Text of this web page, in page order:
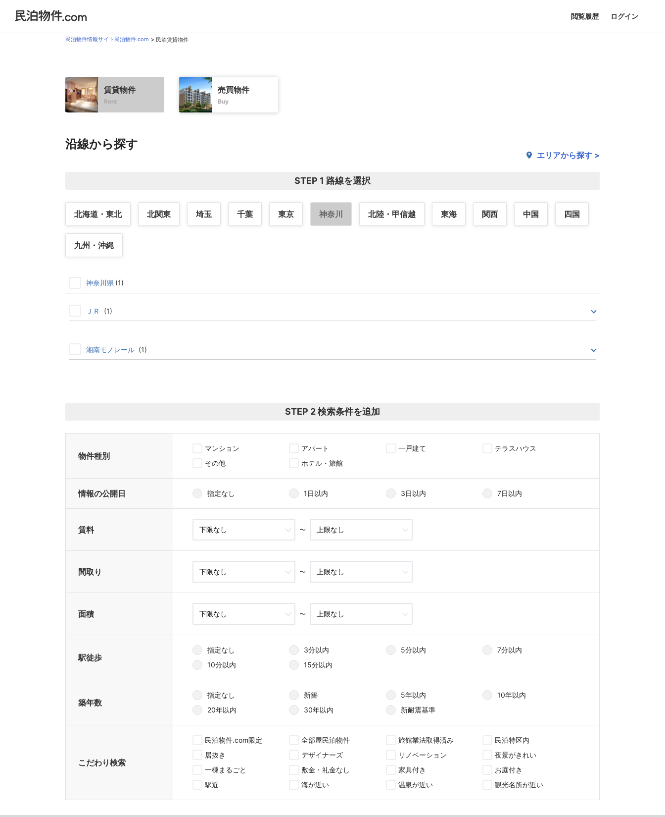
閲覧履歴 ログイン
民泊物件情報サイト民泊物件.com 民泊賃貸物件
賃貸物件
Rent
売買物件
Buy
沿線から探す
エリアから探す >
STEP 1 路線を選択
北海道・東北 北関東 埼玉 千葉 東京 神奈川 北陸・甲信越 東海 関西 中国 四国
九州・沖縄
神奈川県 (1)
ＪＲ (1)
湘南モノレール (1)
STEP 2 検索条件を追加
物件種別
マンション アパート 一戸建て
テラスハウス
その他
ホテル・旅館
情報の公開日 指定なし 1日以内 3日以内 7日以内
賃料 〜
間取り 〜
面積 〜
駅徒歩
指定なし 3分以内 5分以内
7分以内
10分以内
15分以内
築年数
指定なし 新築 5年以内
10年以内
20年以内
30年以内 新耐震基準
こだわり検索
民泊物件.com限定 全部屋民泊物件 旅館業法取得済み
民泊特区内
居抜き
デザイナーズ リノベーション
夜景がきれい
一棟まるごと
敷金・礼金なし 家具付き
お庭付き
駅近
海が近い 温泉が近い 観光名所が近い